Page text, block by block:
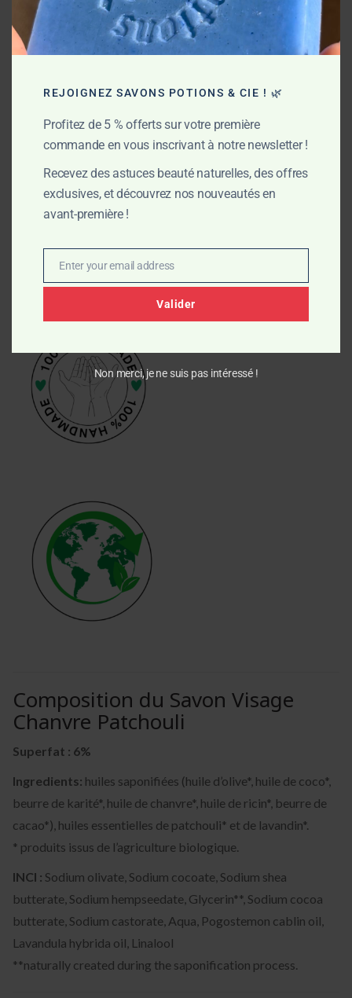
naturelle formée au cours de la saponification assure une
hydratation optimale, sans agresser ni dessécher. Le résultat :
My commitments
Composition du Savon Visage
Chanvre Patchouli
Superfat : 6%
Ingredients: huiles saponifiées (huile d’olive*, huile de coco*,
beurre de karité*, huile de chanvre*, huile de ricin*, beurre de
cacao*), huiles essentielles de patchouli* et de lavandin*.
* produits issus de l’agriculture biologique.
INCI : Sodium olivate, Sodium cocoate, Sodium shea
butterate, Sodium hempseedate, Glycerin**, Sodium cocoa
butterate, Sodium castorate, Aqua, Pogostemon cablin oil,
Lavandula hybrida oil, Linalool
**naturally created during the saponification process.
REJOIGNEZ SAVONS POTIONS & CIE ! 🌿
Profitez de 5 % offerts sur votre première
commande en vous inscrivant à notre newsletter !
Recevez des astuces beauté naturelles, des offres
exclusives, et découvrez nos nouveautés en
avant-première !
Email
Enter your email address
Valider
Non merci, je ne suis pas intéressé !